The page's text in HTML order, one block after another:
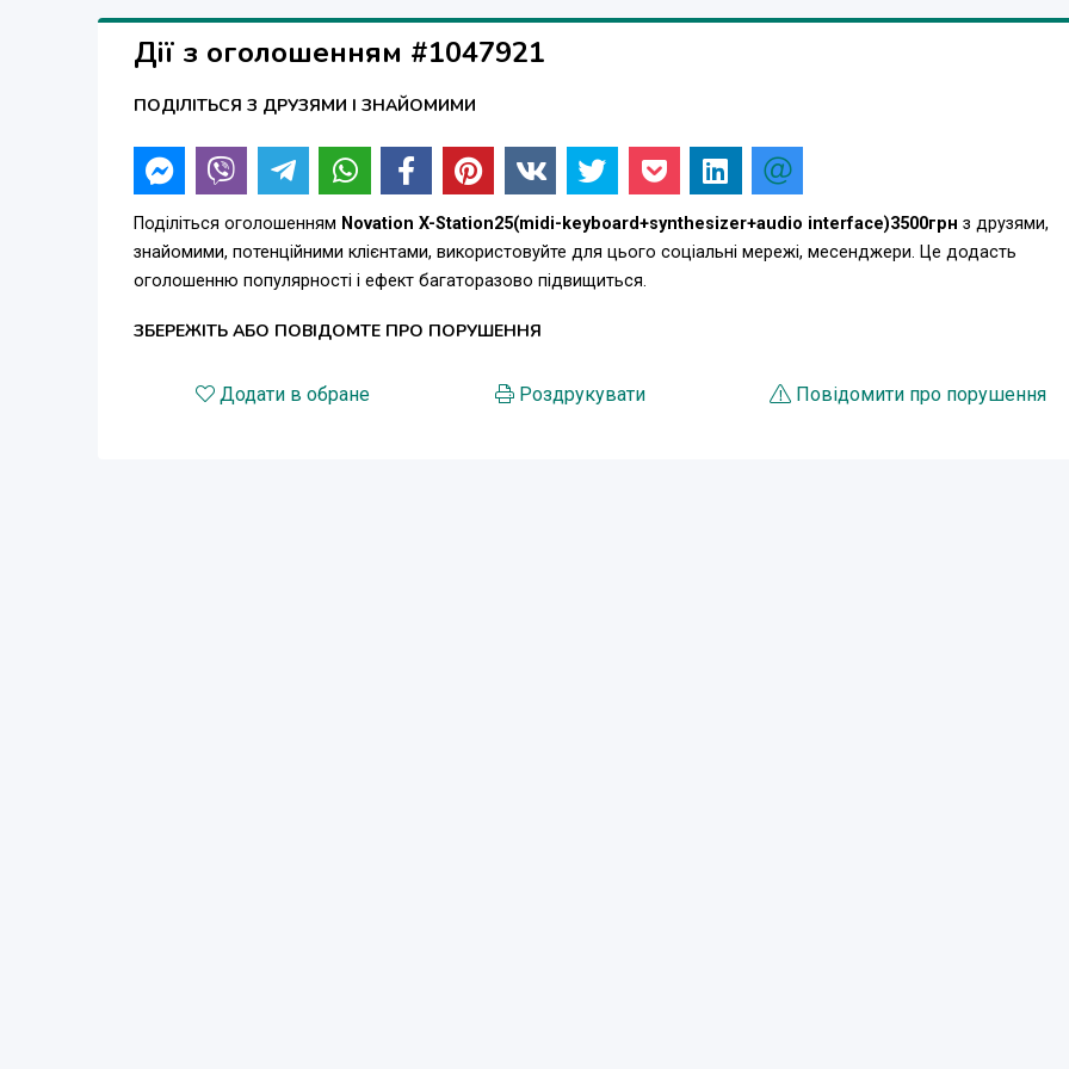
Цена: 3500грн(цена в магазине 5000) ТОРГ!!!!
В комплекте: usb кабель, адаптер питания 9V(так же может питаться и от батареек), диск с драйвером
Дії з оголошенням #1047921
ПОДІЛІТЬСЯ З ДРУЗЯМИ І ЗНАЙОМИМИ
Поділіться оголошенням Novation X-Station25(midi-keyboard+synthesizer+audio interface)3500грн з друзями,
знайомими, потенційними клієнтами, використовуйте для цього соціальні мережі, месенджери. Це додасть
оголошенню популярності і ефект багаторазово підвищиться.
ЗБЕРЕЖІТЬ АБО ПОВІДОМТЕ ПРО ПОРУШЕННЯ
Додати в обране Роздрукувати Повідомити про порушення